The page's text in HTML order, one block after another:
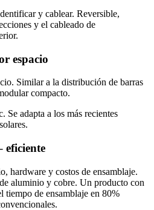
y cablear. Reversible,
y el cableado de
espacio
Similar a la distribución de barras
compacto.
Se adapta a los más recientes
eficiente
hardware y costos de ensamblaje.
aluminio y cobre. Un producto con
tiempo de ensamblaje en 80%